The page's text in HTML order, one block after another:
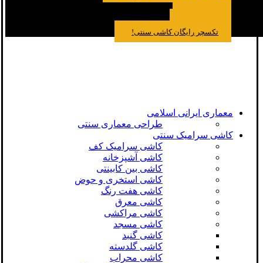
تکسچر رایگان کاشی سنتی!
معماری ایرانی اسلامی
طراحی معماری سنتی
کاشی سرامیک سنتی
کاشی سرامیک کف
کاشی آشپزخانه
کاشی بین کابینتی
کاشی استخری و حوض
کاشی هفت رنگ
کاشی معرق
کاشی مراکشی
کاشی مسجد
کاشی گنبد
کاشی گلدسته
کاشی محراب